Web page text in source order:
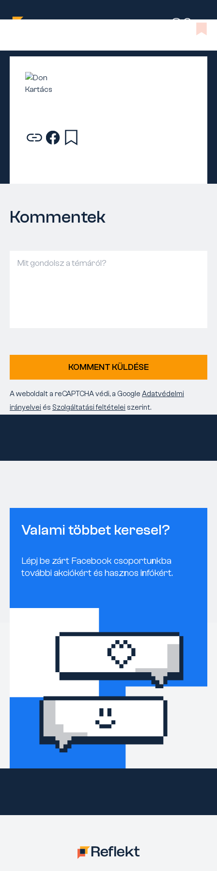
Kommentek
KOMMENT KÜLDÉSE
A weboldalt a reCAPTCHA védi, a Google Adatvédelmi
irányelvei és Szolgáltatási feltételei szerint.
Valami többet keresel?
Lépj be zárt Facebook csoportunkba
további akciókért és hasznos infókért.